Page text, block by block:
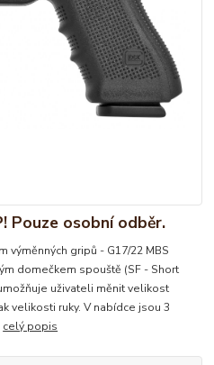
Pouze osobní odběr.
gripů - G17/22 MBS
domečkem spouště (SF - Short
uživateli měnit velikost
velikosti ruky. V nabídce jsou 3
celý popis